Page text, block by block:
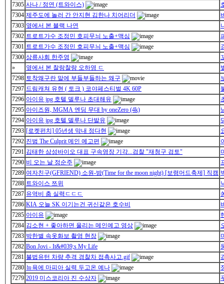
7305 사나 / 정연 (트와이스)
7304 제주도에 놀러 간 안지현 김한나 치어리더
7303 옆에서 본 블랙 나연
7302 트로트가수 조정민 호피무늬 노출+맥심
7301 트로트가수 조정민 호피무늬 노출+맥심
7300 상류사회 한주영
»
옆에서 본 찰랑찰랑 오하영 ㄷ
7298 토착왜구란 말에 부들부들하는 왜구
7297 드림캐쳐 유현 ( 토크 ) 코야페스티벌 4K 60P
7296 아이유 jpg 호텔 델루나 초대해유
7295 아이즈원, MGMA 엔딩 무대 by oneZero (4k)
7294 아이유 jpg 호텔 델루나 단발유
7293 [로켓펀치] 05년생 막내 정다현
7292 진범 The Culprit 메인 예고편
7291 김태한 삼성바이오 대표 구속영장 기각...검찰 "재청구 검토"
7290 비 오는 날 정순주
7289 여자친구(GFRIEND) 소원-밤(Time for the moon night) [보령머드축제] 직캠
7288 트와이스 쯔위
7287 유역비 춤 실력ㄷㄷㄷ
7286 KIA 오늘 SK 이기는건 귀신같은 호수비
7285 아이유
7284 김소현 + 좋아하면 울리는 메인예고 영상
7283 박한별 속옷화보 촬영 현장
7282 Bon Jovi - It&#039;s My Life
7281 불법유턴 차량 추격 경찰차 접촉사고.gif
7280 뉴욕에 마피아 실력 두고온 예나
7279 2019 미스코리아 진 수상자